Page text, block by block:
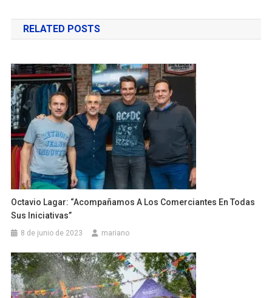
de
entradas
RELATED POSTS
Octavio Lagar: “Acompañamos A Los Comerciantes En Todas
Sus Iniciativas”
8 de junio de 2023 mariano